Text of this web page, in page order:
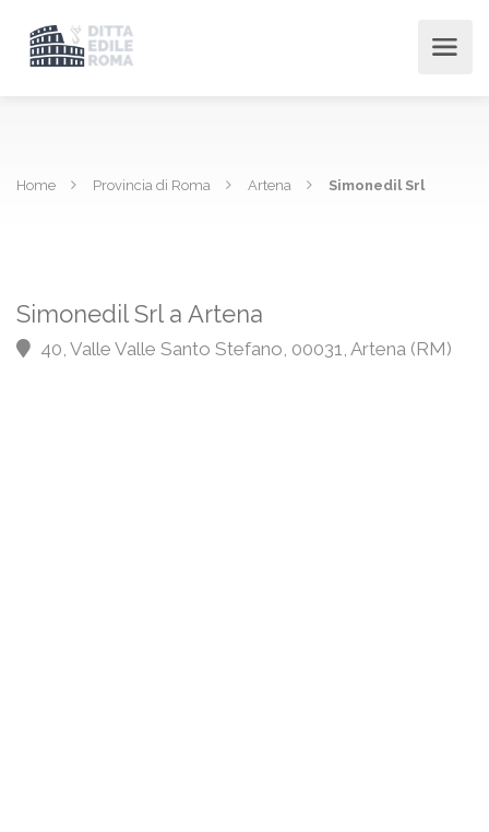
Home Provincia di Roma Artena Simonedil Srl
Simonedil Srl a Artena
40, Valle Valle Santo Stefano, 00031, Artena (RM)